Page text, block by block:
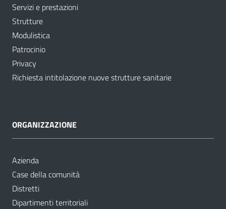
Servizi e prestazioni
Strutture
Modulistica
Patrocinio
Privacy
Richiesta intitolazione nuove strutture sanitarie
ORGANIZZAZIONE
Azienda
Case della comunità
Distretti
Dipartimenti territoriali